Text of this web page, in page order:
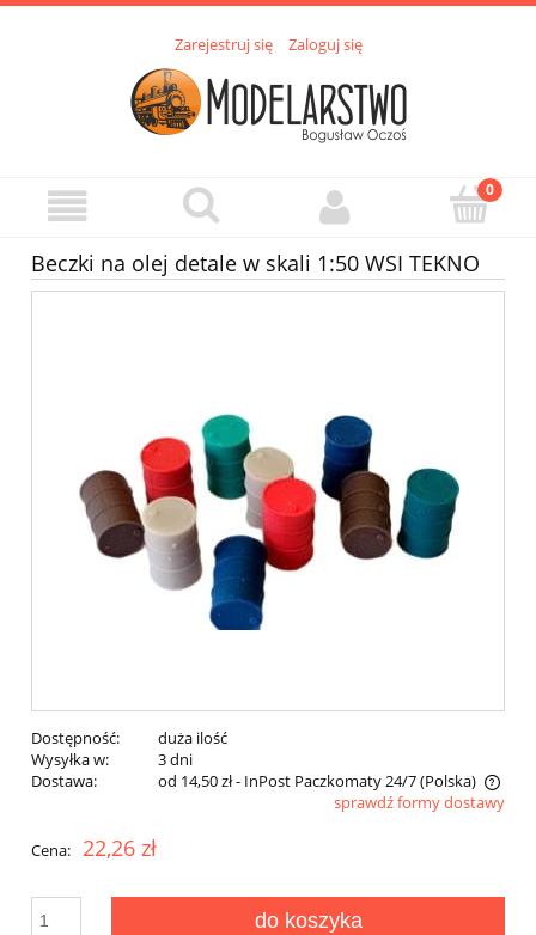
Zarejestruj się Zaloguj się
Beczki na olej detale w skali 1:50 WSI TEKNO
Dostępność:
duża ilość
Wysyłka w:
3 dni
Dostawa:
od 14,50 zł- InPost Paczkomaty 24/7(Polska)
Cena nie zawiera ewentualnych kosztów płatnościsprawdź formy dostawy
Cena: 22,26 zł
do koszyka